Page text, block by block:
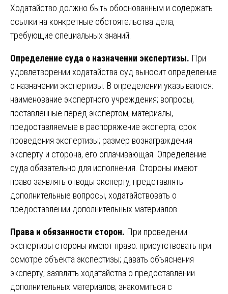
Ходатайство должно быть обоснованным и содержать
ссылки на конкретные обстоятельства дела,
требующие специальных знаний.
Определение суда о назначении экспертизы. При
удовлетворении ходатайства суд выносит определение
о назначении экспертизы. В определении указываются:
наименование экспертного учреждения; вопросы,
поставленные перед экспертом; материалы,
предоставляемые в распоряжение эксперта; срок
проведения экспертизы; размер вознаграждения
эксперту и сторона, его оплачивающая. Определение
суда обязательно для исполнения. Стороны имеют
право заявлять отводы эксперту, представлять
дополнительные вопросы, ходатайствовать о
предоставлении дополнительных материалов.
Права и обязанности сторон. При проведении
экспертизы стороны имеют право: присутствовать при
осмотре объекта экспертизы; давать объяснения
эксперту; заявлять ходатайства о предоставлении
дополнительных материалов; знакомиться с